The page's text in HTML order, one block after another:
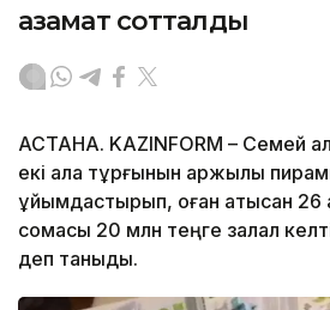
азамат сотталды
АСТАНА. KAZINFORM – Семей
екі қала тұрғынын қаржылық
ұйымдастырып, оған қатысқан 26
сомасы 20 млн теңге залал
деп таныды.